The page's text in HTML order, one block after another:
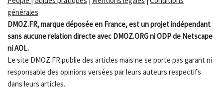
générales
DMOZ.FR, marque déposée en France, est un projet indépendant
sans aucune relation directe avec DMOZ.ORG ni ODP de Netscape
ni AOL.
Le site DMOZ.FR publie des articles mais ne se porte pas garant ni
responsable des opinions versées par leurs auteurs respectifs
dans leurs articles.